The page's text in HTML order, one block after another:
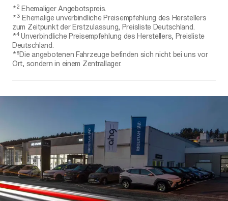
*2 Ehemaliger Angebotspreis.
*3 Ehemalige unverbindliche Preisempfehlung des Herstellers
zum Zeitpunkt der Erstzulassung, Preisliste Deutschland.
*4Unverbindliche Preisempfehlung des Herstellers, Preisliste
Deutschland.
*⁵Die angebotenen Fahrzeuge befinden sich nicht bei uns vor
Ort, sondern in einem Zentrallager.